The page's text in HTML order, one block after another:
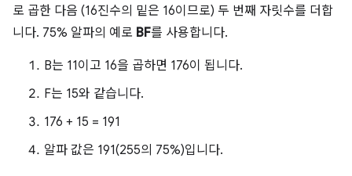
로 곱한 다음 (16진수의 밑은 16이므로) 두 번째 자릿수를 더합
니다. 75% 알파의 예로 BF를 사용합니다.
B는 11이고 16을 곱하면 176이 됩니다.
F는 15와 같습니다.
176 + 15 = 191
알파 값은 191(255의 75%)입니다.